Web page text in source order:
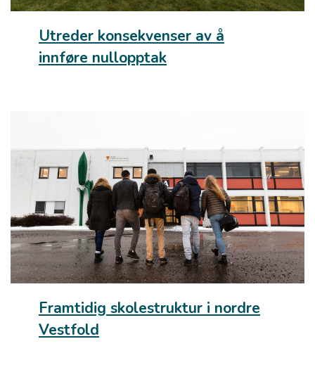
Utreder konsekvenser av å
innføre nullopptak
Framtidig skolestruktur i nordre
Vestfold